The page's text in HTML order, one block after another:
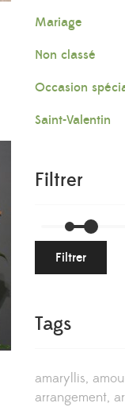
Mariage
Non classé
Occasion
Saint-Valentin
Filtrer
Filtrer
Tags
amaryllis
arrangement